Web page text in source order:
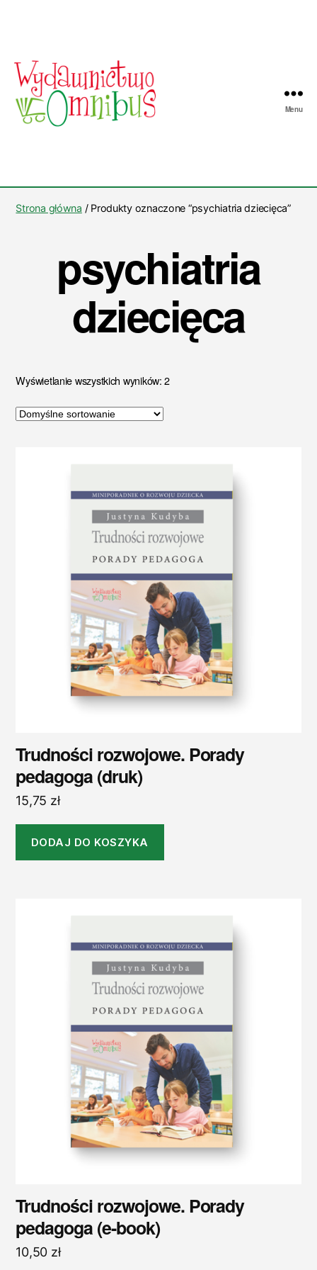
Omnibus
Menu
Strona główna / Produkty oznaczone “psychiatria dziecięca”
psychiatria
dziecięca
Wyświetlanie wszystkich wyników: 2
Trudności rozwojowe. Porady
pedagoga (druk)
15,75 zł
DODAJ DO KOSZYKA
Trudności rozwojowe. Porady
pedagoga (e-book)
10,50 zł